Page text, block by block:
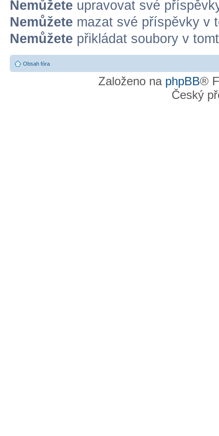
Nemůžete upravovat své
Nemůžete mazat své příspěvky v
Nemůžete přikládat soubory v
Obsah fóra
Založeno na phpBB®
Český